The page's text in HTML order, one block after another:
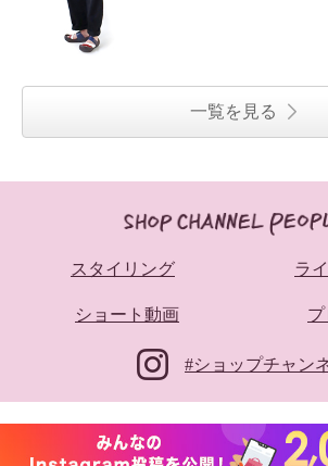
一覧を見る
スタイリング ラ
ショート動画
#ショップチャン